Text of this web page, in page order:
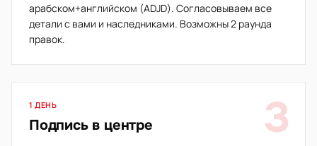
арабском+английском (ADJD). Согласовываем все
детали с вами и наследниками. Возможны 2 раунда
правок.
3
1 ДЕНЬ
Подпись в центре